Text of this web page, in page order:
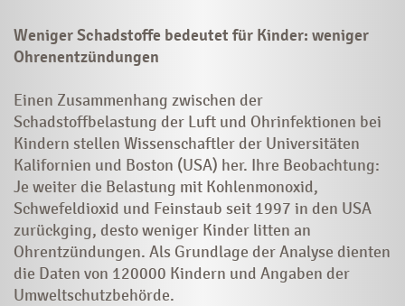
Weniger Schadstoffe bedeutet für Kinder: weniger
Ohrenentzündungen
Einen Zusammenhang zwischen der
Schadstoffbelastung der Luft und Ohrinfektionen bei
Kindern stellen Wissenschaftler der Universitäten
Kalifornien und Boston (USA) her. Ihre Beobachtung:
Je weiter die Belastung mit Kohlenmonoxid,
Schwefeldioxid und Feinstaub seit 1997 in den USA
zurückging, desto weniger Kinder litten an
Ohrentzündungen. Als Grundlage der Analyse dienten
die Daten von 120000 Kindern und Angaben der
Umweltschutzbehörde.